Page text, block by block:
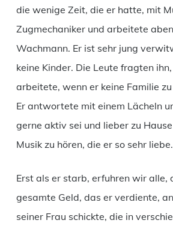
die wenige Zeit, die er hatte, mit
Zugmechaniker und arbeitete
Wachmann. Er ist sehr jung
keine Kinder. Die Leute fragten
arbeitete, wenn er keine Familie
Er antwortete mit einem Lächeln
gerne aktiv sei und lieber zu
Musik zu hören, die er so sehr liebe.
Erst als er starb, erfuhren wir alle,
gesamte Geld, das er verdiente,
seiner Frau schickte, die in